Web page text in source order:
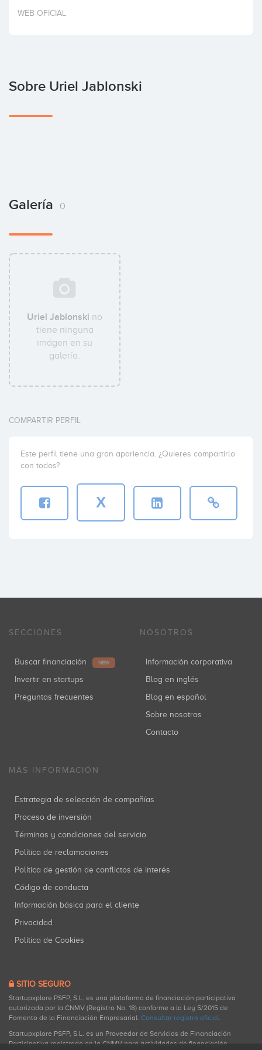
Invertir
WEB OFICIAL
Sobre Uriel Jablonski
Galería 0
Uriel Jablonski no
tiene ninguna
imágen en su
galería.
COMPARTIR PERFIL
Este perfil tiene una gran apariencia. ¿Quieres compartirlo
con todos?
X
SECCIONES
Buscar financiación NEW
Invertir en startups
Preguntas frecuentes
NOSOTROS
Información corporativa
Blog en inglés
Blog en español
Sobre nosotros
Contacto
MÁS INFORMACIÓN
Estrategia de selección de compañías
Proceso de inversión
Términos y condiciones del servicio
Política de reclamaciones
Política de gestión de conflictos de interés
Código de conducta
Información básica para el cliente
Privacidad
Política de Cookies
SITIO SEGURO
Startupxplore PSFP, S.L. es una plataforma de financiación participativa
autorizada por la CNMV (Registro No. 18) conforme a la Ley 5/2015 de
Fomento de la Financiación Empresarial. Consultar registro oficial.
Startupxplore PSFP, S.L. es un Proveedor de Servicios de Financiación
Participativa registrado en la CNMV para actividades de financiación